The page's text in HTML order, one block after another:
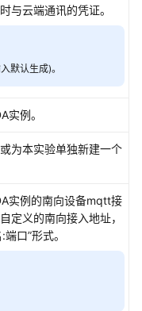
与云端通讯的凭证。
默认生成)。
实例。
为本实验单独新建一个
实例的南向设备mqtt接
定义的南向接入地址，
口”形式。